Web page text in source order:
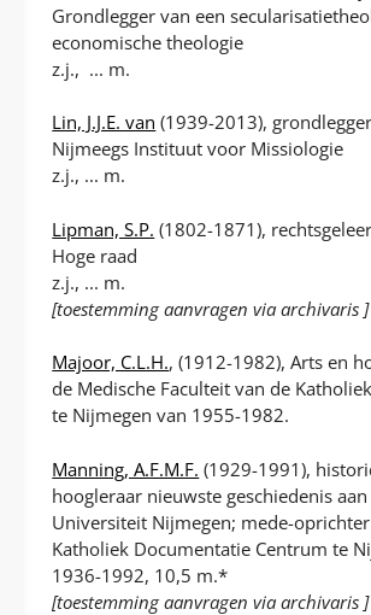
Grondlegger van een
economische theologie
z.j., ... m.
Lin, J.J.E. van (1939-2013),
Nijmeegs Instituut voor Missiologie
z.j., ... m.
Lipman, S.P. (1802-1871),
Hoge raad
z.j., ... m.
[toestemming aanvragen via archivaris ]
Majoor, C.L.H., (1912-1982), Arts en
de Medische Faculteit van de
te Nijmegen van 1955-1982.
Manning, A.F.M.F. (1929-1991),
hoogleraar nieuwste geschiedenis
Universiteit Nijmegen; mede-
Katholiek Documentatie Centrum te
1936-1992, 10,5 m.*
[toestemming aanvragen via archivaris ]